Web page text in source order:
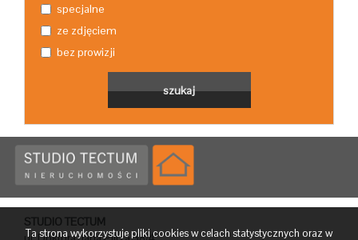
specjalne
ze zdjęciem
bez prowizji
STUDIO TECTUM
Ta strona wykorzystuje pliki cookies w celach statystycznych oraz w